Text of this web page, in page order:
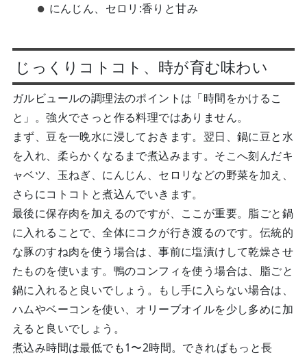
にんじん、セロリ:香りと甘み
じっくりコトコト、時が育む味わい
ガルビュールの調理法のポイントは「時間をかけるこ
と」。強火でさっと作る料理ではありません。
まず、豆を一晩水に浸しておきます。翌日、鍋に豆と水
を入れ、柔らかくなるまで煮込みます。そこへ刻んだキ
ャベツ、玉ねぎ、にんじん、セロリなどの野菜を加え、
さらにコトコトと煮込んでいきます。
最後に保存肉を加えるのですが、ここが重要。脂ごと鍋
に入れることで、全体にコクが行き渡るのです。伝統的
な豚のすね肉を使う場合は、事前に塩漬けして乾燥させ
たものを使います。鴨のコンフィを使う場合は、脂ごと
鍋に入れると良いでしょう。もし手に入らない場合は、
ハムやベーコンを使い、オリーブオイルを少し多めに加
えると良いでしょう。
煮込み時間は最低でも1〜2時間。できればもっと長